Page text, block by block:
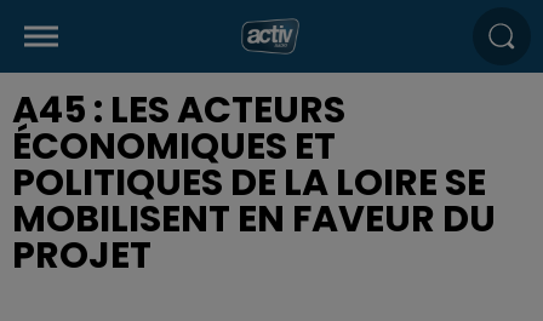
A45 : LES ACTEURS
ÉCONOMIQUES ET
POLITIQUES DE LA LOIRE SE
MOBILISENT EN FAVEUR DU
PROJET